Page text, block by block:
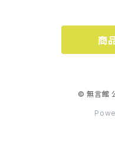
商
© 無言館